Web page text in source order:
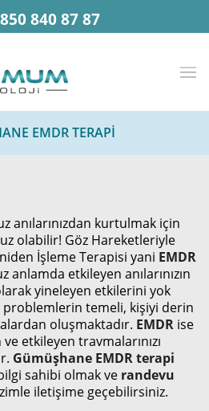
840 87 87
EMDR TERAPİ
anılarınızdan kurtulmak için
olabilir! Göz Hareketleriyle
İşleme Terapisi yani EMDR
anlamda etkileyen anılarınızın
yineleyen etkilerini yok
temeli, kişiyi derin
oluşmaktadır. EMDRise
etkileyen travmalarınızı
Gümüşhane EMDR terapi
sahibi olmak ve randevu
iletişime geçebilirsiniz.